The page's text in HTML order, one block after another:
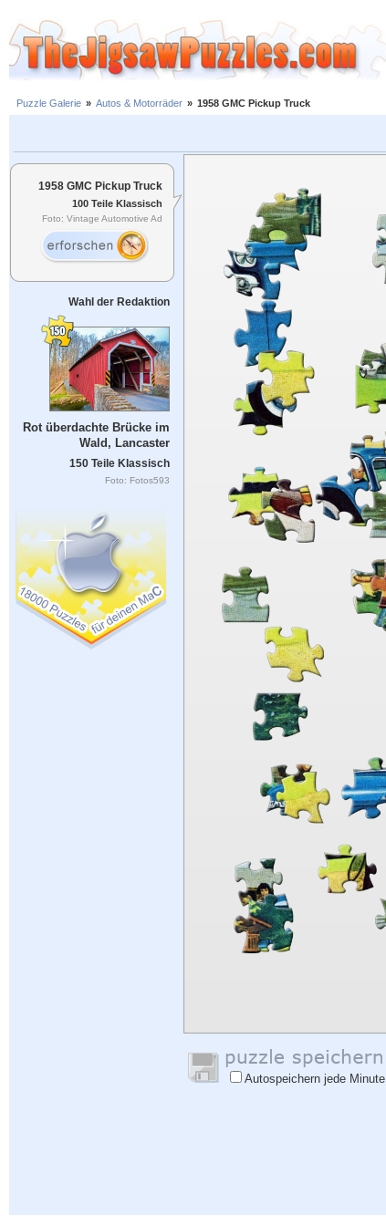
Puzzle Galerie » Autos & Motorräder » 1958 GMC Pickup Truck
1958 GMC Pickup Truck
100 Teile Klassisch
Foto: Vintage Automotive Ad
Wahl der Redaktion
Rot überdachte Brücke im
Wald, Lancaster
150 Teile Klassisch
Foto: Fotos593
Autospeichern jede Minute